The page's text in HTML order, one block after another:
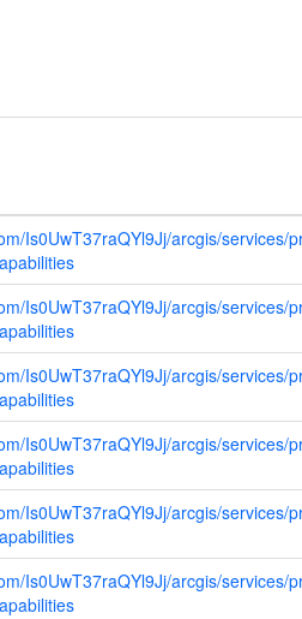
Is0UwT37raQYl9Jj/arcgis/services/
Is0UwT37raQYl9Jj/arcgis/services/
Is0UwT37raQYl9Jj/arcgis/services/
Is0UwT37raQYl9Jj/arcgis/services/
Is0UwT37raQYl9Jj/arcgis/services/
Is0UwT37raQYl9Jj/arcgis/services/